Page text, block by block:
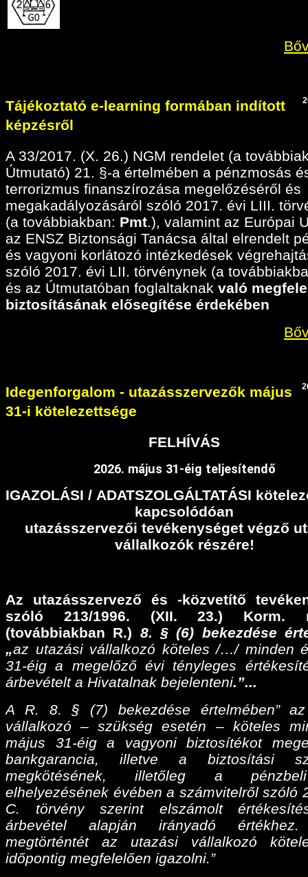
Tájékoztató e-learning formában indított
képzésről
A 33/2017. (X. 26.) NGM rendelet (a
Útmutató) 21. §-a értelmében a pénzmosás
terrorizmus finanszírozása megelőzéséről és
megakadályozásáról szóló 2017. évi LIII.
(a továbbiakban: Pmt.), valamint az Európai
az ENSZ Biztonsági Tanácsa által elrendelt
és vagyoni korlátozó intézkedések
szóló 2017. évi LII. törvénynek (a
és az Útmutatóban foglaltaknak való
biztosításának elősegítése érdekében
Idegenforgalom - utazásszervezők május
31-i kötelezettsége
FELHÍVÁS
2026. május 31-éig teljesítendő
IGAZOLÁSI / ADATSZOLGÁLTATÁSI
kapcsolódóan
utazásszervezői tevékenységet végző
vállalkozók részére!
Az utazásszervező és -közvetítő
szóló 213/1996. (XII. 23.) Korm.
(továbbiakban R.) 8. § (6) bekezdése
„az utazási vállalkozó köteles /…/ minden
31-éig a megelőző évi tényleges
árbevételt a Hivatalnak bejelenteni.”...
A R. 8. § (7) bekezdése értelmében”
vállalkozó – szükség esetén – köteles
május 31-éig a vagyoni biztosítékot
bankgarancia, illetve a biztosítási
megkötésének, illetőleg a
elhelyezésének évében a számvitelről szóló
C. törvény szerint elszámolt
árbevétel alapján irányadó
megtörténtét az utazási vállalkozó
időpontig megfelelően igazolni.”